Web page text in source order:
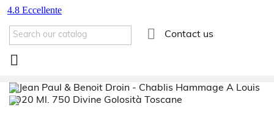
 Contact us
